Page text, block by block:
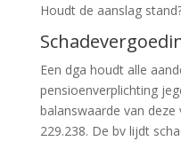
Houdt de aanslag
Een dga houdt alle
pensioenverplichting
balanswaarde van
229.238. De bv lijdt